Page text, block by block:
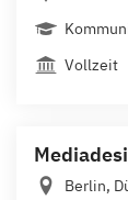
Vollzeit
Berlin,